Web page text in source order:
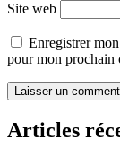
Site web
Enregistrer
pour mon prochain
Articles